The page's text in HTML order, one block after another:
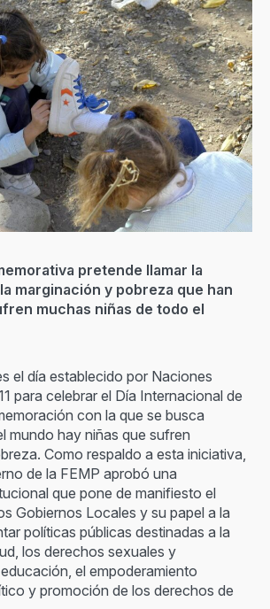
pretende llamar la
marginación y pobreza que han
muchas niñas de todo el
el día establecido por Naciones
para celebrar el Día Internacional de
con la que se busca
mundo hay niñas que sufren
Como respaldo a esta iniciativa,
de la FEMP aprobó una
que pone de manifiesto el
Gobiernos Locales y su papel a la
políticas públicas destinadas a la
los derechos sexuales y
el empoderamiento
y promoción de los derechos de